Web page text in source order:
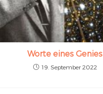
Worte eines Genies
19. September 2022